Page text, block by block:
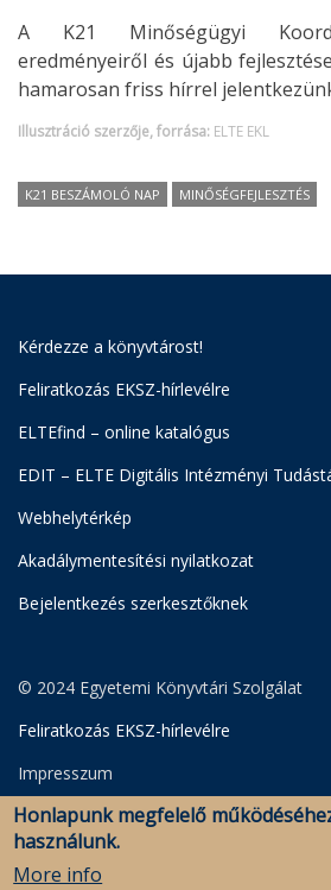
A K21 Minőségügyi
eredményeiről és újabb
hamarosan friss hírrel
Illusztráció szerzője, forrása: ELTE EKL
K21 BESZÁMOLÓ NAP MINŐSÉGFEJLESZTÉS
Kérdezze a könyvtárost!
Feliratkozás EKSZ-hírlevélre
ELTEfind – online katalógus
EDIT – ELTE Digitális Intézményi
Webhelytérkép
Akadálymentesítési nyilatkozat
Bejelentkezés szerkesztőknek
© 2024 Egyetemi Könyvtári Szolgálat
Feliratkozás EKSZ-hírlevélre
Impresszum
Adatkezelési Szabályzat
Honlapunk megfelelő
használunk.
More info